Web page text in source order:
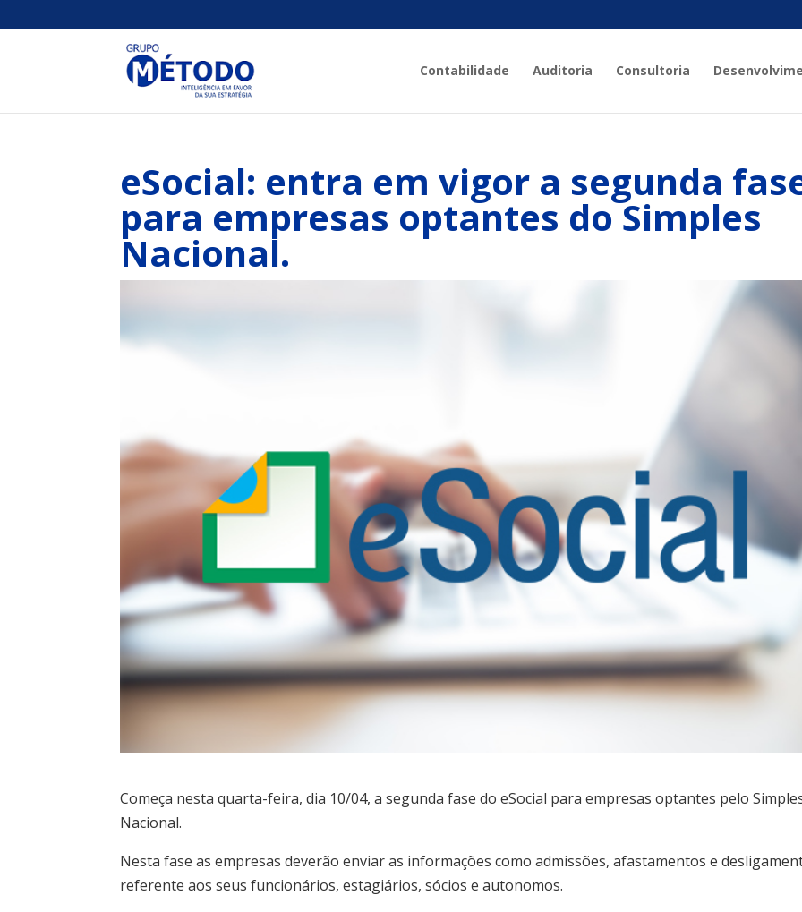
Contabilidade Auditoria Consultoria
eSocial: entra em vigor a segunda
para empresas optantes do Simples
Nacional.
Começa nesta quarta-feira, dia 10/04, a segunda fase do eSocial para empresas optantes pelo
Nacional.
Nesta fase as empresas deverão enviar as informações como admissões, afastamentos e
referente aos seus funcionários, estagiários, sócios e autonomos.